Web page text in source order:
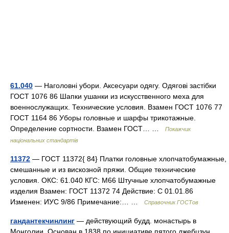
61.040 — Наголовні убори. Аксесуари одягу. Одягові застібки
ГОСТ 1076 86 Шапки ушанки из искусственного меха для
военнослужащих. Технические условия. Взамен ГОСТ 1076 77
ГОСТ 1164 86 Уборы головные и шарфы трикотажные.
Определение сортности. Взамен ГОСТ… …
Покажчик
національних стандартів
11372 — ГОСТ 11372{ 84} Платки головные хлопчатобумажные,
смешанные и из вискозной пряжи. Общие технические
условия. ОКС: 61.040 КГС: М66 Штучные хлопчатобумажные
изделия Взамен: ГОСТ 11372 74 Действие: С 01.01.86
Изменен: ИУС 9/86 Примечание:… …
Справочник ГОСТов
гандантекчинлинг — действующий будд. монастырь в